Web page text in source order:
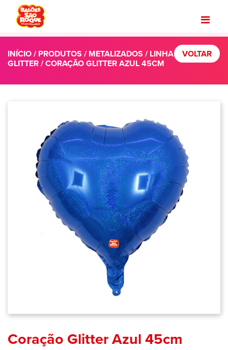
INÍCIO/PRODUTOS / METALIZADOS / LINHA
GLITTER/ CORAÇÃO GLITTER AZUL 45CM
VOLTAR
Coração Glitter Azul 45cm